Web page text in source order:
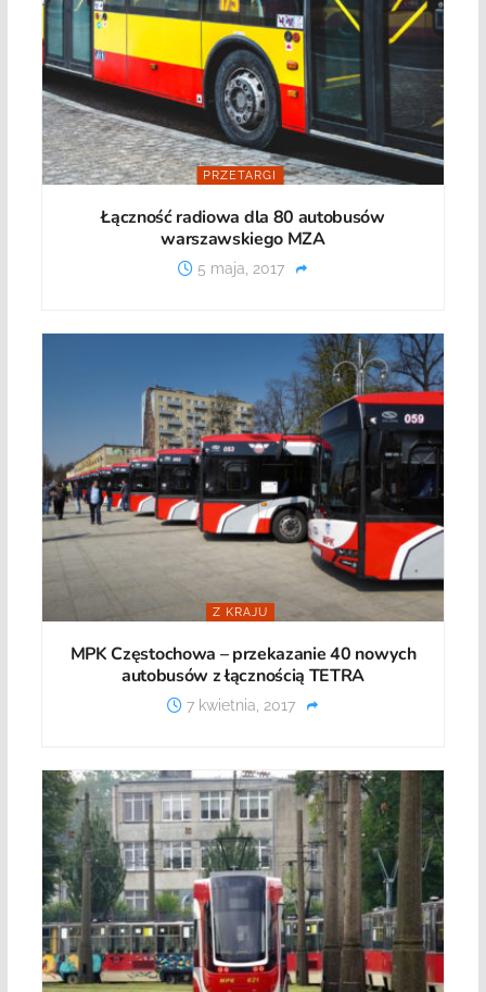
PRZETARGI
Łączność radiowa dla 80 autobusów
warszawskiego MZA
5 maja, 2017
Z KRAJU
MPK Częstochowa – przekazanie 40 nowych
autobusów z łącznością TETRA
7 kwietnia, 2017